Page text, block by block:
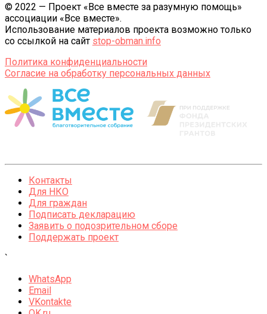
© 2022 — Проект «Все вместе за разумную помощь»
ассоциации «Все вместе».
Использование материалов проекта возможно только
со ссылкой на сайт stop-obman.info
Политика конфиденциальности
Согласие на обработку персональных данных
Контакты
Для НКО
Для граждан
Подписать декларацию
Заявить о подозрительном сборе
Поддержать проект
`
WhatsApp
Email
VKontakte